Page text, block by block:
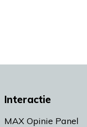
Interactie
MAX Opinie Panel